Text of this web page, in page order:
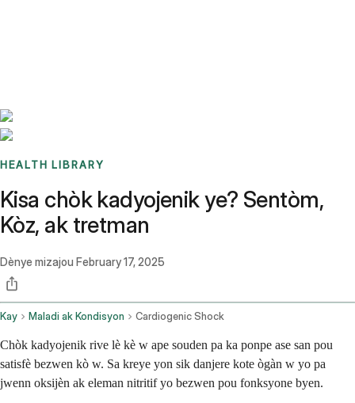
HEALTH LIBRARY
Kisa chòk kadyojenik ye? Sentòm,
Kòz, ak tretman
Dènye mizajou February 17, 2025
Kay Maladi ak Kondisyon Cardiogenic Shock
Chòk kadyojenik rive lè kè w ape souden pa ka ponpe ase san pou
satisfè bezwen kò w. Sa kreye yon sik danjere kote ògàn w yo pa
jwenn oksijèn ak eleman nitritif yo bezwen pou fonksyone byen.